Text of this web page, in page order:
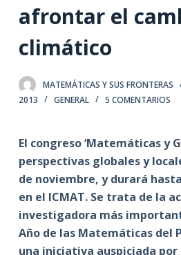
e
n
d
o
afrontar el
climático
MATEMÁTICAS Y SUS FRONTERAS
2013
GENERAL 5 COMENTARIOS
El congreso ‘Matemáticas y
perspectivas globales y
de noviembre, y durará
en el ICMAT. Se trata de la
investigadora más
Año de las Matemáticas del
una iniciativa auspiciada por